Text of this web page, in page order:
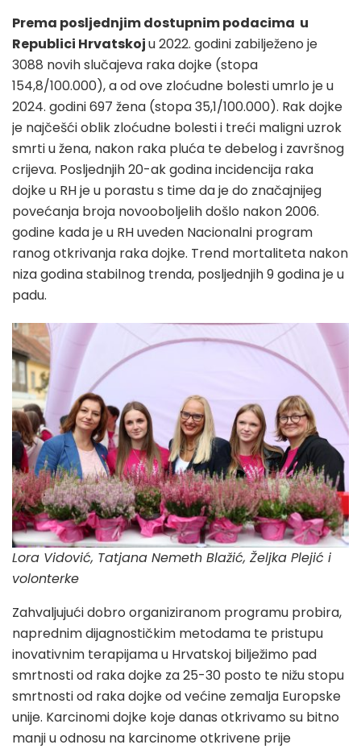
Prema posljednjim dostupnim podacima u
Republici Hrvatskoju 2022. godini zabilježeno je
3088 novih slučajeva raka dojke (stopa
154,8/100.000), a od ove zloćudne bolesti umrlo je u
2024. godini 697 žena (stopa 35,1/100.000). Rak dojke
je najčešći oblik zloćudne bolesti i treći maligni uzrok
smrti u žena, nakon raka pluća te debelog i završnog
crijeva. Posljednjih 20-ak godina incidencija raka
dojke u RH je u porastu s time da je do značajnijeg
povećanja broja novooboljelih došlo nakon 2006.
godine kada je u RH uveden Nacionalni program
ranog otkrivanja raka dojke. Trend mortaliteta nakon
niza godina stabilnog trenda, posljednjih 9 godina je u
padu.
Lora Vidović, Tatjana Nemeth Blažić, Željka Plejić i
volonterke
Zahvaljujući dobro organiziranom programu probira,
naprednim dijagnostičkim metodama te pristupu
inovativnim terapijama u Hrvatskoj bilježimo pad
smrtnosti od raka dojke za 25-30 posto te nižu stopu
smrtnosti od raka dojke od većine zemalja Europske
unije. Karcinomi dojke koje danas otkrivamo su bitno
manji u odnosu na karcinome otkrivene prije